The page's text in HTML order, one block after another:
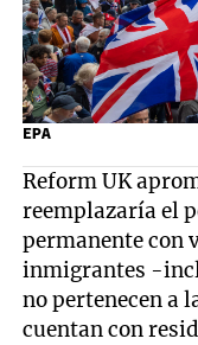
EPA
Reform UK
reemplazaría el
permanente con
inmigrantes -
no pertenecen a
cuentan con